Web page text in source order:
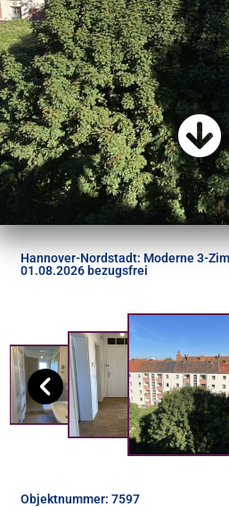
Hannover-Nordstadt: Moderne 3-
01.08.2026 bezugsfrei
Objektnummer: 7597